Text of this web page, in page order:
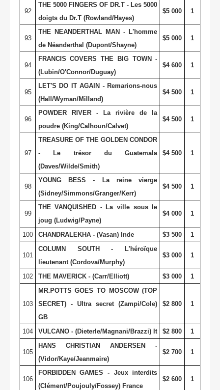
92
THE 5000 FINGERS OF DR.T - Les 5000
doigts du Dr.T (Rowland/Hayes)
$5 000 1
93
THE NEANDERTHAL MAN - L'homme
de Néanderthal (Dupont/Shayne)
$5 000 1
94
FRANCIS COVERS THE BIG TOWN -
(Lubin/O'Connor/Duguay)
$4 600 1
95
LET'S DO IT AGAIN - Remarions-nous
(Hall/Wyman/Milland)
$4 500 1
96
POWDER RIVER - La rivière de la
poudre (King/Calhoun/Calvet)
$4 500 1
97
TREASURE OF THE GOLDEN CONDOR
- Le trésor du Guatemala
(Daves/Wilde/Smith)
$4 500 1
98
YOUNG BESS - La reine vierge
(Sidney/Simmons/Granger/Kerr)
$4 500 1
99
THE VANQUISHED - La ville sous le
joug (Ludwig/Payne)
$4 000 1
100 CHANDRALEKHA - (Vasan) Inde $3 500 1
101
COLUMN SOUTH - L'héroïque
lieutenant (Cordova/Murphy)
$3 000 1
102 THE MAVERICK - (Carr/Elliott) $3 000 1
103
MR.POTTS GOES TO MOSCOW (TOP
SECRET) - Ultra secret (Zampi/Cole)
GB
$2 800 1
104 VULCANO - (Dieterle/Magnani/Brazzi) It $2 800 1
105
HANS CHRISTIAN ANDERSEN -
(Vidor/Kaye/Jeanmaire)
$2 700 1
106
FORBIDDEN GAMES - Jeux interdits
(Clément/Poujouly/Fossey) France
$2 600 1